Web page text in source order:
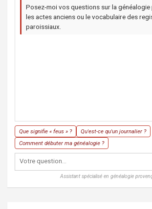
Posez-moi vos questions sur la généalogie
les actes anciens ou le vocabulaire des
paroissiaux.
Que signifie « feus » ?
Qu'est-ce qu'un journalier ?
Comment débuter ma généalogie ?
Assistant spécialisé en généalogie